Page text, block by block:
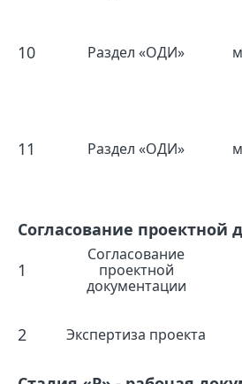
10 Раздел «ОДИ»
11 Раздел «ОДИ»
Согласование проектной
1
Согласование
проектной
документации
2 Экспертиза проекта